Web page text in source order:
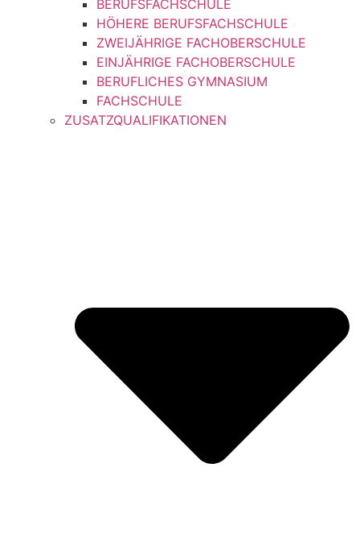
BERUFSFACHSCHULE
HÖHERE BERUFSFACHSCHULE
ZWEIJÄHRIGE FACHOBERSCHULE
EINJÄHRIGE FACHOBERSCHULE
BERUFLICHES GYMNASIUM
FACHSCHULE
ZUSATZQUALIFIKATIONEN